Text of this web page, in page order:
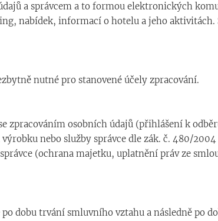
a správcem a to formou elektronických
nabídek, informací o hotelu a jeho aktivitách.
nutné pro stanovené účely zpracování.
zpracováním osobních údajů (přihlášení k
nebo služby správce dle zák. č. 480/2004
(ochrana majetku, uplatnění práv ze
dobu trvání smluvního vztahu a následně po